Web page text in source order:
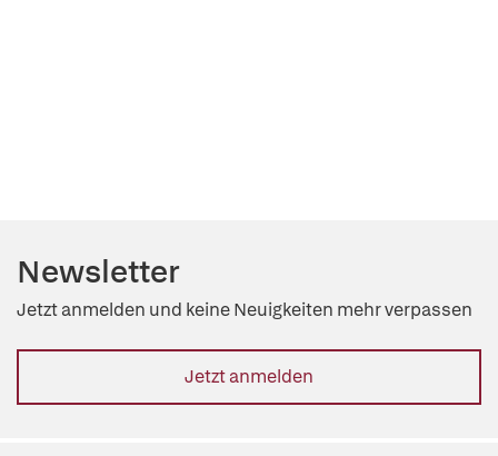
Newsletter
Jetzt anmelden und keine Neuigkeiten mehr verpassen
Jetzt anmelden